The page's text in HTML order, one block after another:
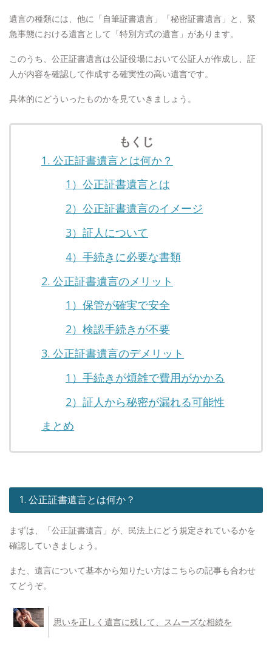
遺言の種類には、他に「自筆証書遺言」「秘密証書遺言」と、緊
急事態における遺言として「特別方式の遺言」があります。
このうち、公正証書遺言は公証役場において公証人が作成し、証
人が内容を確認して作成する確実性の高い遺言です。
具体的にどういったものかを見ていきましょう。
もくじ
1. 公正証書遺言とは何か？
1）公正証書遺言とは
2）公正証書遺言のイメージ
3）証人について
4）手続きに必要な書類
2. 公正証書遺言のメリット
1）保管が確実で安全
2）検認手続きが不要
3. 公正証書遺言のデメリット
1）手続きが煩雑で費用がかかる
2）証人から秘密が漏れる可能性
まとめ
1. 公正証書遺言とは何か？
まずは、「公正証書遺言」が、民法上にどう規定されているかを
確認していきましょう。
また、遺言について基本から知りたい方はこちらの記事も合わせ
てどうぞ。
思いを正しく遺言に残して、スムーズな相続を